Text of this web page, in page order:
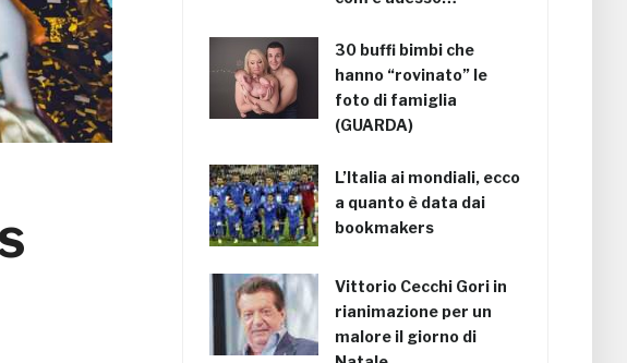
30 buffi bimbi che
hanno “rovinato” le
foto di famiglia
(GUARDA)
L’Italia ai mondiali, ecco
a quanto è data dai
bookmakers
Vittorio Cecchi Gori in
rianimazione per un
malore il giorno di